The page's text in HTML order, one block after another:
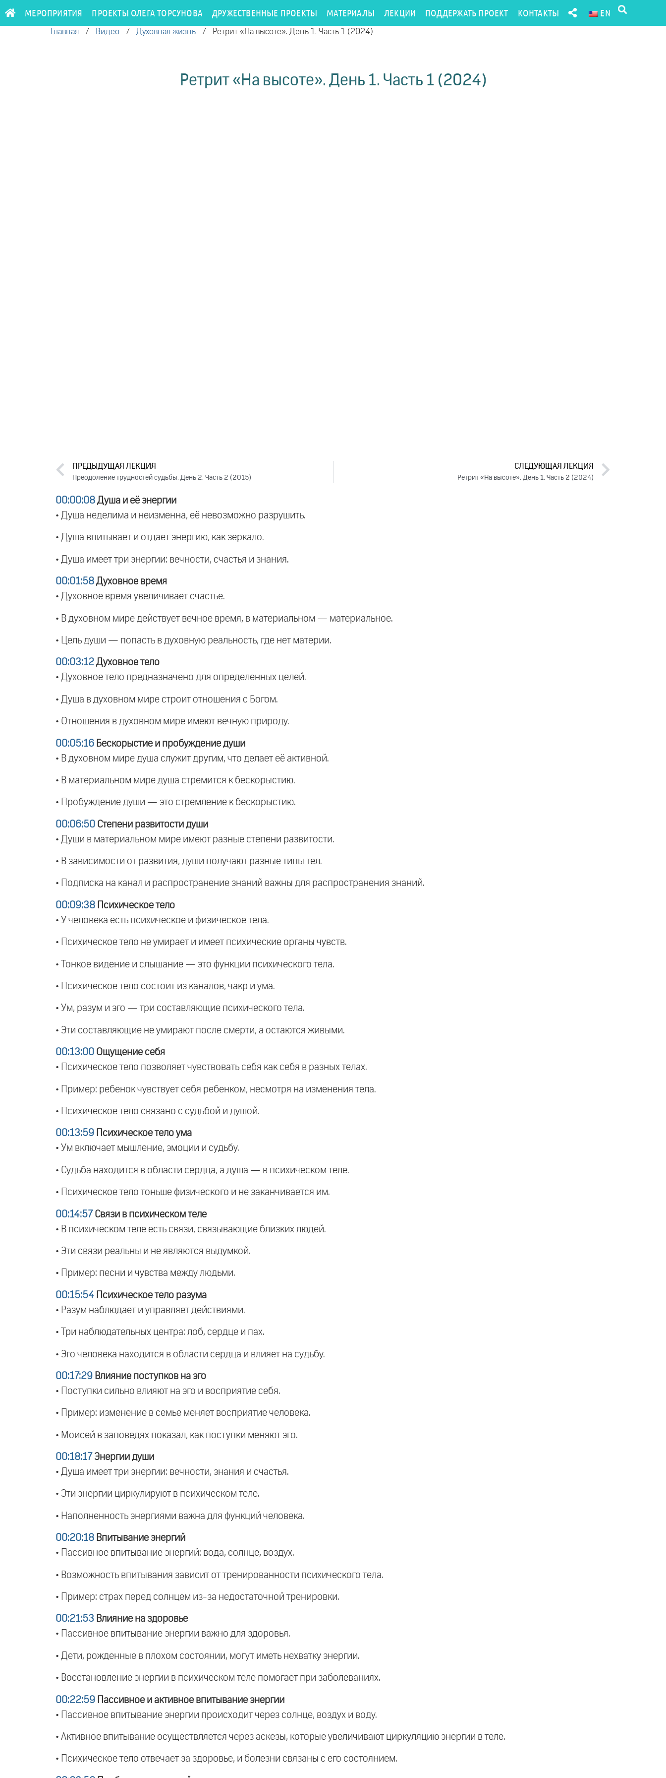
МЕРОПРИЯТИЯ ПРОЕКТЫ ОЛЕГА ТОРСУНОВА ДРУЖЕСТВЕННЫЕ ПРОЕКТЫ МАТЕРИАЛЫ ЛЕКЦИИ ПОДДЕРЖАТЬ ПРОЕКТ КОНТАКТЫ EN
Главная / Видео / Духовная жизнь / Ретрит «На высоте». День 1. Часть 1 (2024)
Ретрит «На высоте». День 1. Часть 1 (2024)
ПРЕДЫДУЩАЯ ЛЕКЦИЯ
Преодоление трудностей судьбы. День 2. Часть 2 (2015)
СЛЕДУЮЩАЯ ЛЕКЦИЯ
Ретрит «На высоте». День 1. Часть 2 (2024)
00:00:08 Душа и её энергии
• Душа неделима и неизменна, её невозможно разрушить.
• Душа впитывает и отдает энергию, как зеркало.
• Душа имеет три энергии: вечности, счастья и знания.
00:01:58 Духовное время
• Духовное время увеличивает счастье.
• В духовном мире действует вечное время, в материальном — материальное.
• Цель души — попасть в духовную реальность, где нет материи.
00:03:12 Духовное тело
• Духовное тело предназначено для определенных целей.
• Душа в духовном мире строит отношения с Богом.
• Отношения в духовном мире имеют вечную природу.
00:05:16 Бескорыстие и пробуждение души
• В духовном мире душа служит другим, что делает её активной.
• В материальном мире душа стремится к бескорыстию.
• Пробуждение души — это стремление к бескорыстию.
00:06:50 Степени развитости души
• Души в материальном мире имеют разные степени развитости.
• В зависимости от развития, души получают разные типы тел.
• Подписка на канал и распространение знаний важны для распространения знаний.
00:09:38 Психическое тело
• У человека есть психическое и физическое тела.
• Психическое тело не умирает и имеет психические органы чувств.
• Тонкое видение и слышание — это функции психического тела.
• Психическое тело состоит из каналов, чакр и ума.
• Ум, разум и эго — три составляющие психического тела.
• Эти составляющие не умирают после смерти, а остаются живыми.
00:13:00 Ощущение себя
• Психическое тело позволяет чувствовать себя как себя в разных телах.
• Пример: ребенок чувствует себя ребенком, несмотря на изменения тела.
• Психическое тело связано с судьбой и душой.
00:13:59 Психическое тело ума
• Ум включает мышление, эмоции и судьбу.
• Судьба находится в области сердца, а душа — в психическом теле.
• Психическое тело тоньше физического и не заканчивается им.
00:14:57 Связи в психическом теле
• В психическом теле есть связи, связывающие близких людей.
• Эти связи реальны и не являются выдумкой.
• Пример: песни и чувства между людьми.
00:15:54 Психическое тело разума
• Разум наблюдает и управляет действиями.
• Три наблюдательных центра: лоб, сердце и пах.
• Эго человека находится в области сердца и влияет на судьбу.
00:17:29 Влияние поступков на эго
• Поступки сильно влияют на эго и восприятие себя.
• Пример: изменение в семье меняет восприятие человека.
• Моисей в заповедях показал, как поступки меняют эго.
00:18:17 Энергии души
• Душа имеет три энергии: вечности, знания и счастья.
• Эти энергии циркулируют в психическом теле.
• Наполненность энергиями важна для функций человека.
00:20:18 Впитывание энергий
• Пассивное впитывание энергий: вода, солнце, воздух.
• Возможность впитывания зависит от тренированности психического тела.
• Пример: страх перед солнцем из-за недостаточной тренировки.
00:21:53 Влияние на здоровье
• Пассивное впитывание энергии важно для здоровья.
• Дети, рожденные в плохом состоянии, могут иметь нехватку энергии.
• Восстановление энергии в психическом теле помогает при заболеваниях.
00:22:59 Пассивное и активное впитывание энергии
• Пассивное впитывание энергии происходит через солнце, воздух и воду.
• Активное впитывание осуществляется через аскезы, которые увеличивают циркуляцию энергии в теле.
• Психическое тело отвечает за здоровье, и болезни связаны с его состоянием.